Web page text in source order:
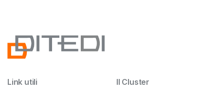
Link utili Il Cluster